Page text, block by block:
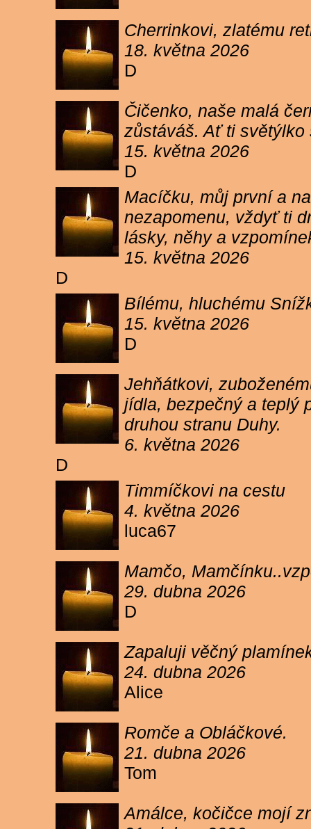
Cherrinkovi, zlatému
18. května 2026
D
Čičenko, naše malá
zůstáváš. Ať ti
15. května 2026
D
Macíčku, můj první a
nezapomenu, vždyť ti
lásky, něhy a
15. května 2026
D
Bílému, hluchému
15. května 2026
D
Jehňátkovi,
jídla, bezpečný a teplý
druhou stranu Duhy.
6. května 2026
D
Timmíčkovi na cestu
4. května 2026
luca67
Mamčo,
29. dubna 2026
D
Zapaluji věčný
24. dubna 2026
Alice
Romče a Obláčkové.
21. dubna 2026
Tom
Amálce, kočičce mojí